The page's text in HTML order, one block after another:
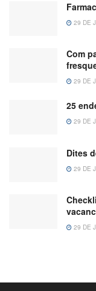
29 DE
Com
29 DE
25
29 DE
Dites
29 DE
29 DE